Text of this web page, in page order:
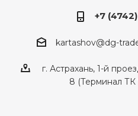
+7
kartashov@dg-
г. Астрахань, 1-й
8 (Терминал